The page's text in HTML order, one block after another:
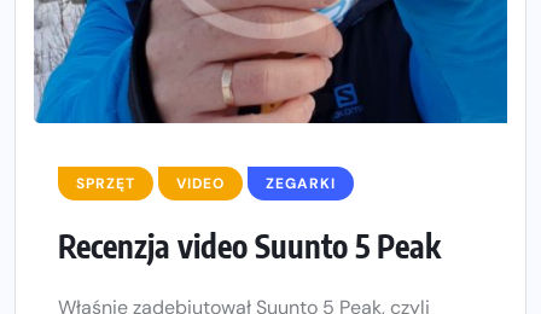
SPRZĘT VIDEO ZEGARKI
Recenzja video Suunto 5 Peak
Właśnie zadebiutował Suunto 5 Peak, czyli